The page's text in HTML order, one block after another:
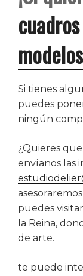
modelos
Si tienes
puedes
ningún
¿Quieres
envíanos las
puedes
la Reina,
de arte.
te puede